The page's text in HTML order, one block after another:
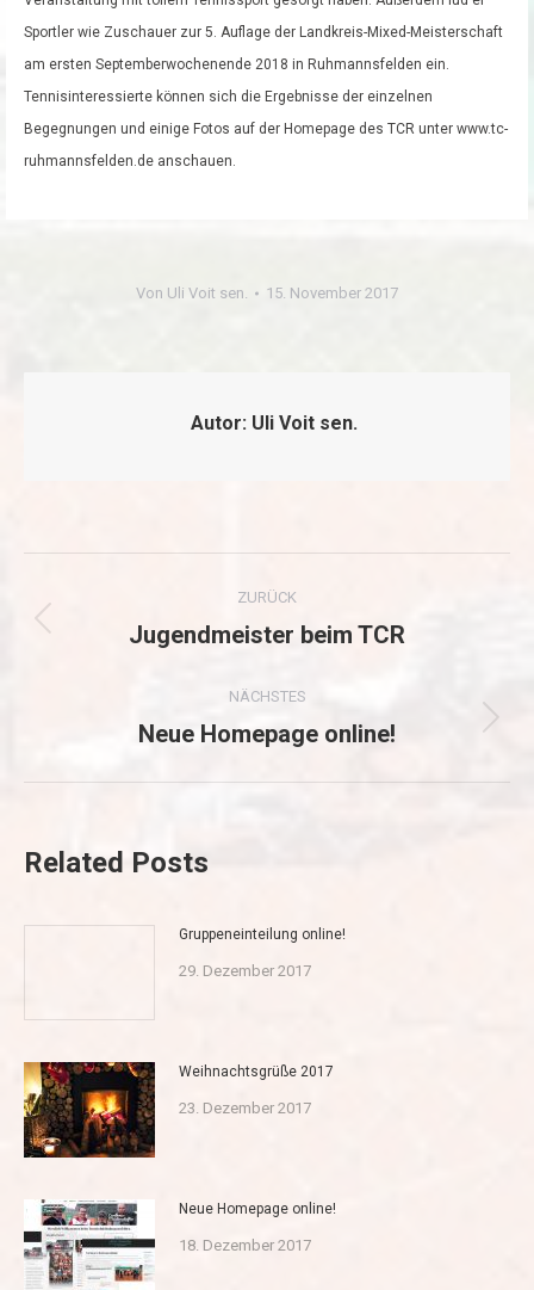
Sportler wie Zuschauer zur 5. Auflage der Landkreis-Mixed-Meisterschaft
am ersten Septemberwochenende 2018 in Ruhmannsfelden ein.
Tennisinteressierte können sich die Ergebnisse der einzelnen
Begegnungen und einige Fotos auf der Homepage des TCR unter www.tc-
ruhmannsfelden.de anschauen.
Von Uli Voit sen. 15. November 2017
Autor: Uli Voit sen.
Kommentarnavigation
ZURÜCK
Vorheriger
Jugendmeister beim TCR
NÄCHSTES
Nächster
Neue Homepage online!
Related Posts
Gruppeneinteilung online!
29. Dezember 2017
Weihnachtsgrüße 2017
23. Dezember 2017
Neue Homepage online!
18. Dezember 2017